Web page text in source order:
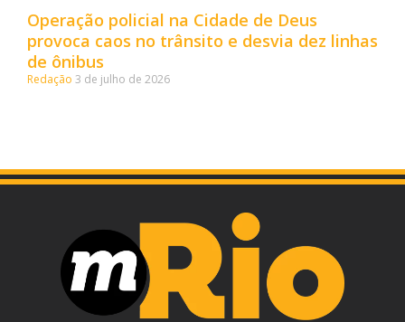
Operação policial na Cidade de Deus
provoca caos no trânsito e desvia dez linhas
de ônibus
Redação 3 de julho de 2026